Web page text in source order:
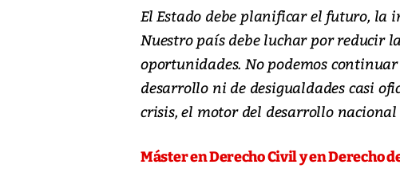
El Estado debe planificar el futuro, la
Nuestro país debe luchar por reducir
oportunidades. No podemos
desarrollo ni de desigualdades casi
crisis, el motor del desarrollo nacional
Máster en Derecho Civil y en Derecho